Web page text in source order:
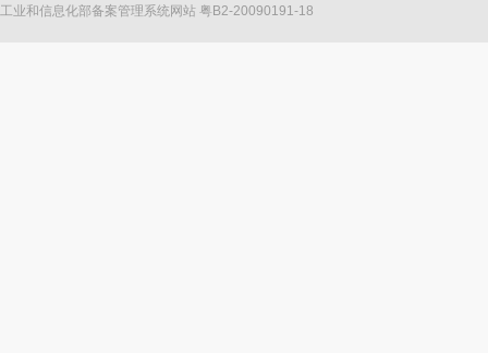
工业和信息化部备案管理系统网站 粤B2-20090191-18